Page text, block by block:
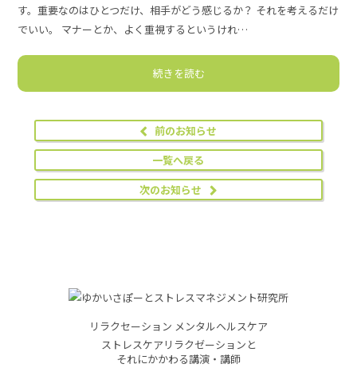
す。重要なのはひとつだけ、相手がどう感じるか？ それを考えるだけ
でいい。 マナーとか、よく重視するというけれ…
続きを読む
前のお知らせ
一覧へ戻る
次のお知らせ
リラクセーション メンタルヘルスケア
ストレスケアリラクゼーションと
それにかかわる講演・講師